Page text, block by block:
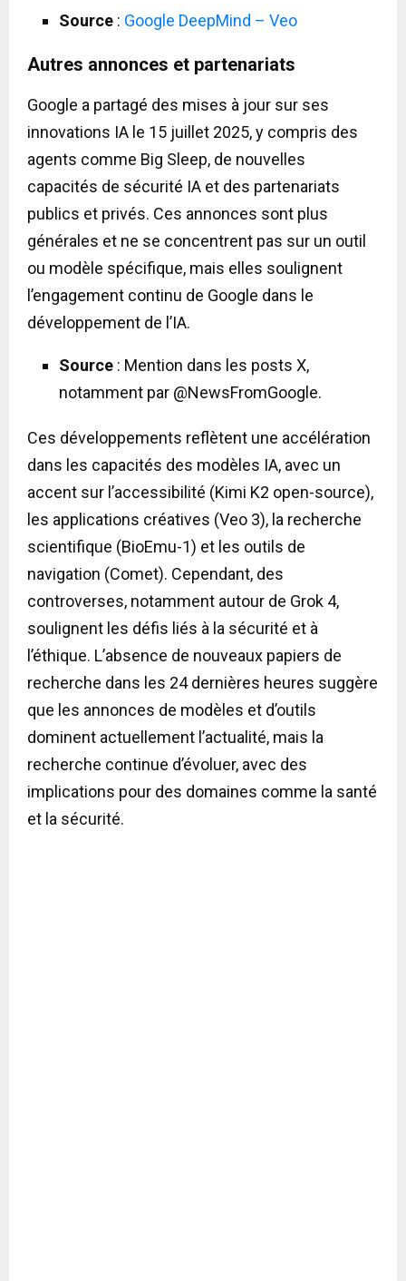
Source : Google DeepMind – Veo
Autres annonces et partenariats
Google a partagé des mises à jour sur ses
innovations IA le 15 juillet 2025, y compris des
agents comme Big Sleep, de nouvelles
capacités de sécurité IA et des partenariats
publics et privés. Ces annonces sont plus
générales et ne se concentrent pas sur un outil
ou modèle spécifique, mais elles soulignent
l’engagement continu de Google dans le
développement de l’IA.
Source : Mention dans les posts X,
notamment par @NewsFromGoogle.
Ces développements reflètent une accélération
dans les capacités des modèles IA, avec un
accent sur l’accessibilité (Kimi K2 open-source),
les applications créatives (Veo 3), la recherche
scientifique (BioEmu-1) et les outils de
navigation (Comet). Cependant, des
controverses, notamment autour de Grok 4,
soulignent les défis liés à la sécurité et à
l’éthique. L’absence de nouveaux papiers de
recherche dans les 24 dernières heures suggère
que les annonces de modèles et d’outils
dominent actuellement l’actualité, mais la
recherche continue d’évoluer, avec des
implications pour des domaines comme la santé
et la sécurité.